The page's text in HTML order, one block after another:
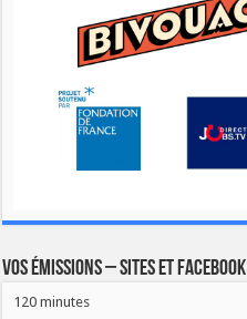
Vos émissions – Sites et Facebook
120 minutes